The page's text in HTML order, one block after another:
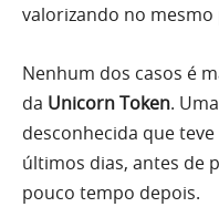
valorizando no
Nenhum dos casos é
da Unicorn Token.
desconhecida que
últimos dias, antes de
pouco tempo depois.